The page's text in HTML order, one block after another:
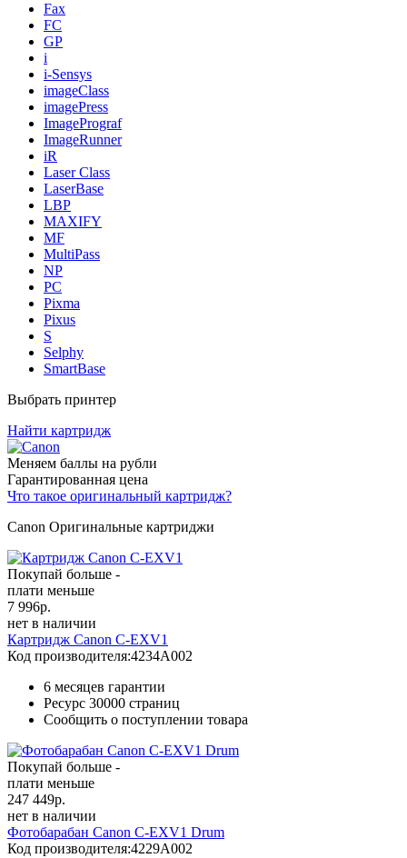
Fax
FC
GP
i
i-Sensys
imageClass
imagePress
ImagePrograf
ImageRunner
iR
Laser Class
LaserBase
LBP
MAXIFY
MF
MultiPass
NP
PC
Pixma
Pixus
S
Selphy
SmartBase
Выбрать принтер
Найти картридж
Меняем баллы на рубли
Гарантированная цена
Что такое оригинальный картридж?
Canon Оригинальные картриджи
Покупай больше -
плати меньше
7 996р.
нет в наличии
Картридж Canon C-EXV1
Код производителя:4234A002
6 месяцев гарантии
Ресурс 30000 страниц
Сообщить о поступлении товара
Покупай больше -
плати меньше
247 449р.
нет в наличии
Фотобарабан Canon C-EXV1 Drum
Код производителя:4229A002